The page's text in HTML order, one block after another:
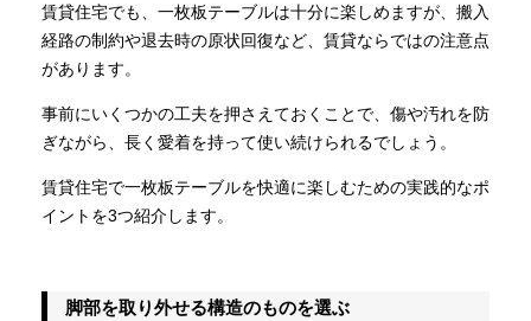
賃貸住宅でも、一枚板テーブルは十分に楽しめますが、搬入
経路の制約や退去時の原状回復など、賃貸ならではの注意点
があります。
事前にいくつかの工夫を押さえておくことで、傷や汚れを防
ぎながら、長く愛着を持って使い続けられるでしょう。
賃貸住宅で一枚板テーブルを快適に楽しむための実践的なポ
イントを3つ紹介します。
脚部を取り外せる構造のものを選ぶ